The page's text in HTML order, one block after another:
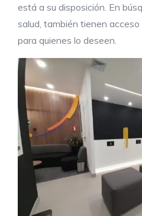
está a su disposición. En
salud, también tienen
para quienes lo deseen.